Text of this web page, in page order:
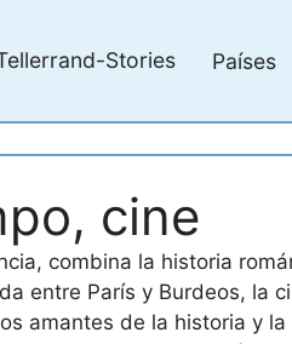
Stories Países
cine
combina la historia
entre París y Burdeos, la
amantes de la historia y